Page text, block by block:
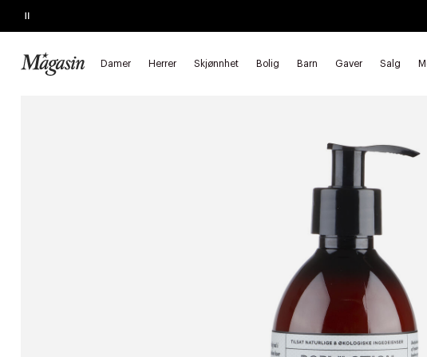
Pause
Damer Herrer Skjønnhet Bolig Barn Gaver Salg
KJØP 2, SPAR 20%
Forside Skjønnhet Hudpleie Kroppspleie Kremer, lotions & oljer